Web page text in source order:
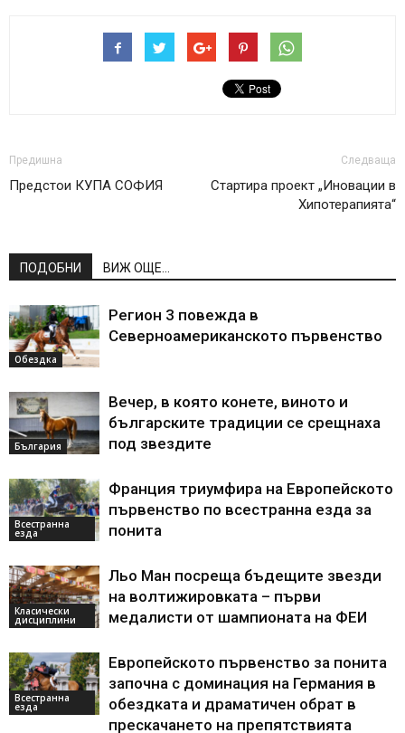
Предишна
Предстои КУПА СОФИЯ
Следваща
Стартира проект „Иновации в
Хипотерапията“
ПОДОБНИ ВИЖ ОЩЕ...
Обездка
Регион 3 повежда в
Северноамериканското първенство
България
Вечер, в която конете, виното и
българските традиции се срещнаха
под звездите
Всестранна
езда
Франция триумфира на Европейското
първенство по всестранна езда за
понита
Класически
дисциплини
Льо Ман посреща бъдещите звезди
на волтижировката – първи
медалисти от шампионата на ФЕИ
Всестранна
езда
Европейското първенство за понита
започна с доминация на Германия в
обездката и драматичен обрат в
прескачането на препятствията